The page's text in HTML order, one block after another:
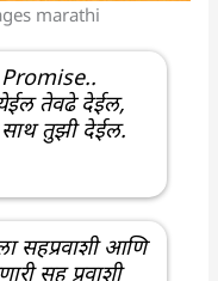
marathi
Promise..
तेवढे देईल,
साथ तुझी देईल.
सहप्रवाशी आणि
सह प्रवाशी